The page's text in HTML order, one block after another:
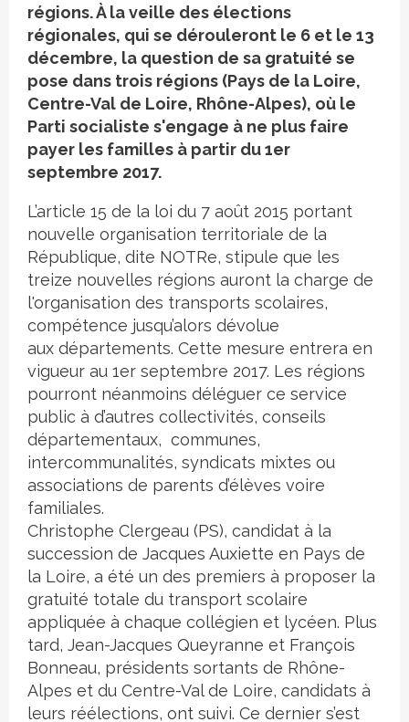
régions. À la veille des élections
régionales, qui se dérouleront le 6 et le 13
décembre, la question de sa gratuité se
pose dans trois régions (Pays de la Loire,
Centre-Val de Loire, Rhône-Alpes), où le
Parti socialiste s'engage à ne plus faire
payer les familles à partir du 1er
septembre 2017.
L’article 15 de la loi du 7 août 2015 portant
nouvelle organisation territoriale de la
République, dite NOTRe, stipule que les
treize nouvelles régions auront la charge de
l'organisation des transports scolaires,
compétence jusqu’alors dévolue
aux départements. Cette mesure entrera en
vigueur au 1er septembre 2017. Les régions
pourront néanmoins déléguer ce service
public à d’autres collectivités, conseils
départementaux, communes,
intercommunalités, syndicats mixtes ou
associations de parents d’élèves voire
familiales.
Christophe Clergeau (PS), candidat à la
succession de Jacques Auxiette en Pays de
la Loire, a été un des premiers à proposer la
gratuité totale du transport scolaire
appliquée à chaque collégien et lycéen. Plus
tard, Jean-Jacques Queyranne et François
Bonneau, présidents sortants de Rhône-
Alpes et du Centre-Val de Loire, candidats à
leurs réélections, ont suivi. Ce dernier s’est